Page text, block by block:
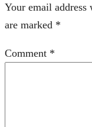
Your email
are marked *
Comment *